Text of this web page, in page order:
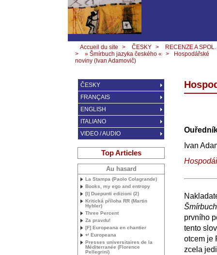
Accueil du site > ČESKY >
RECENZE A SPOL.
>
» Šmírbuch jazyka českého « >
Hospodářské
noviny (Ivan Adamovič)
Ivan
prvního
tento
otcem je
zcela
ČESKY
FRANÇAIS
ENGLISH
ITALIANO
VIDEO / AUDIO
Top Articles
Au hasard
La Stampa (Paolo Colagrande)
Books, my ego and entropy
[I] Duepunti edizioni (2)
Kritická příloha RR (Martin
Hybler)
Three Percent
Za pravdu!
[F] Europeana en chantier
↵ Europeana
Presses universitaires de la
Méditerranée (Florence
Pellegrini)